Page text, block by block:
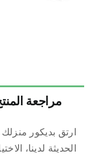
مراجعة
ارتق بديكور
الحديثة لدينا،